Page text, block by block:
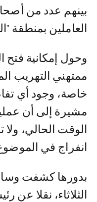
بينهم عدد من
العاملين بمنطقة
وحول إمكانية فتح
ممتهني التهريب
خاصة، وجود أي
مشيرة إلى أن
الوقت الحالي، ولا
انفراج في
بدورها كشفت
الثلاثاء، نقلا عن